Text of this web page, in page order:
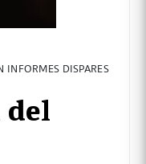
INFORMES DISPARES
del